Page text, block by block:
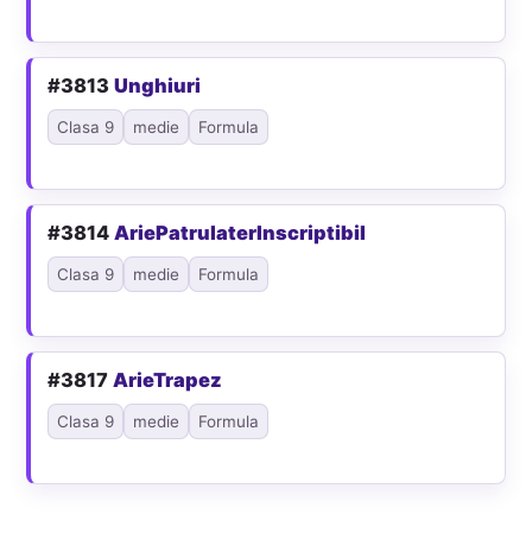
#3813Unghiuri
Clasa 9 medie Formula
#3814AriePatrulaterInscriptibil
Clasa 9 medie Formula
#3817ArieTrapez
Clasa 9 medie Formula